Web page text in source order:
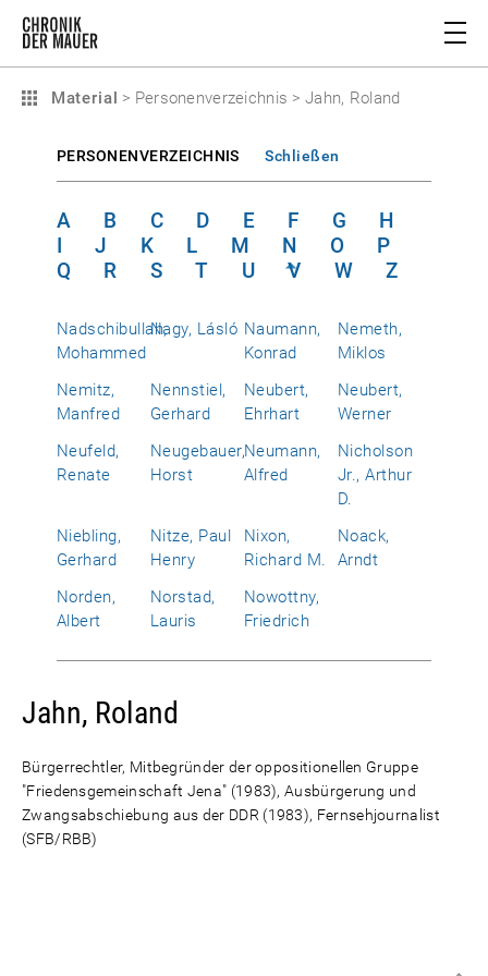
Material > Personenverzeichnis > Jahn, Roland
PERSONENVERZEICHNIS Schließen
A B C D E F G
H
I
J K L M N O
P
Q
R S T U V W Z
Nadschibullah,
Mohammed
Nagy, Lásló Naumann,
Konrad
Nemeth,
Miklos
Nemitz,
Manfred
Nennstiel,
Gerhard
Neubert,
Ehrhart
Neubert,
Werner
Neufeld,
Renate
Neugebauer,
Horst
Neumann,
Alfred
Nicholson
Jr., Arthur
D.
Niebling,
Gerhard
Nitze, Paul
Henry
Nixon,
Richard M.
Noack,
Arndt
Norden,
Albert
Norstad,
Lauris
Nowottny,
Friedrich
Jahn, Roland
Bürgerrechtler, Mitbegründer der oppositionellen Gruppe
"Friedensgemeinschaft Jena" (1983), Ausbürgerung und
Zwangsabschiebung aus der DDR (1983), Fernsehjournalist
(SFB/RBB)